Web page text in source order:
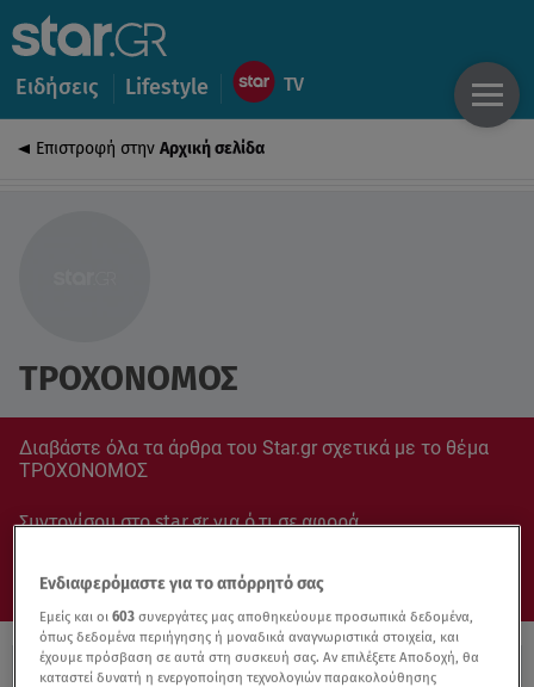
Ειδήσεις Lifestyle
Επιστροφή στην Αρχική σελίδα
ΤΡΟΧΟΝΟΜΟΣ
Διαβάστε όλα τα άρθρα του Star.gr σχετικά με το θέμα
ΤΡΟΧΟΝΟΜΟΣ
Συντονίσου στο star.gr για ό,τι σε αφορά.
Ενδιαφερόμαστε για το απόρρητό σας
Εμείς και οι603 συνεργάτες μας αποθηκεύουμε προσωπικά δεδομένα,
όπως δεδομένα περιήγησης ή μοναδικά αναγνωριστικά στοιχεία, και
έχουμε πρόσβαση σε αυτά στη συσκευή σας. Αν επιλέξετε Αποδοχή, θα
καταστεί δυνατή η ενεργοποίηση τεχνολογιών παρακολούθησης